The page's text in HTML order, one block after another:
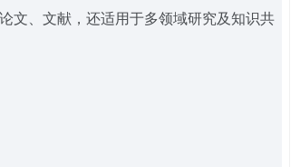
文、文献，还适用于多领域研究及知识共